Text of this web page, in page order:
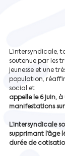
L’intersyndicale,
soutenue par les
jeunesse et une
population,
social et
appelle le 6 juin,
manifestations
L’intersyndicale
supprimant l’âge
durée de